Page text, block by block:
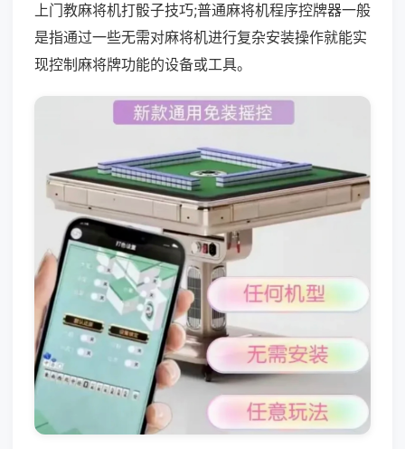
上门教麻将机打骰子技巧;普通麻将机程序控牌器一般
是指通过一些无需对麻将机进行复杂安装操作就能实
现控制麻将牌功能的设备或工具。